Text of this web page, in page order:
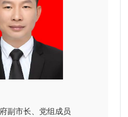
副市长、党组成员